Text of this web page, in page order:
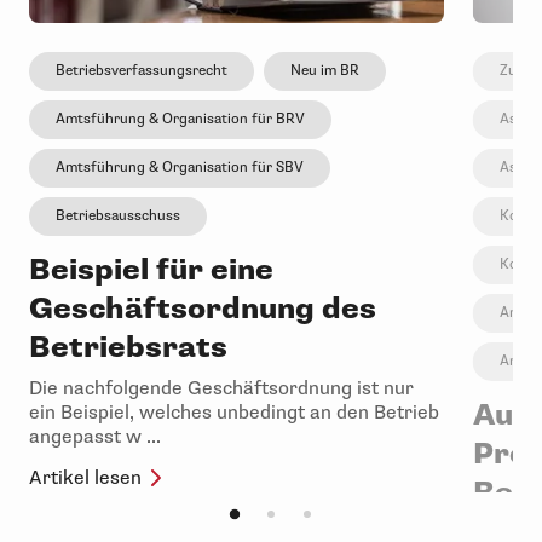
Betriebsverfassungsrecht Neu im BR
Amtsführung & Organisation für BRV
Amtsführung & Organisation für SBV
Betriebsausschuss
Beispiel für eine
Geschäftsordnung des
Betriebsrats
Die nachfolgende Geschäftsordnung ist nur
ein Beispiel, welches unbedingt an den Betrieb
angepasst w ...
Artikel lesen
Auf